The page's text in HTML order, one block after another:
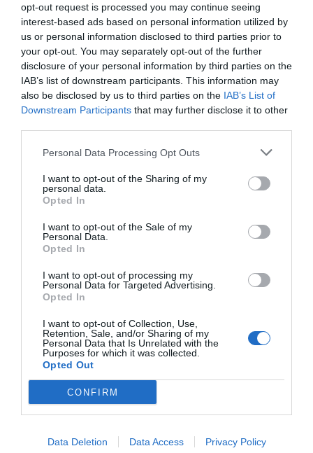
opt-out request is processed you may continue seeing
interest-based ads based on personal information utilized by
us or personal information disclosed to third parties prior to
your opt-out. You may separately opt-out of the further
disclosure of your personal information by third parties on the
IAB’s list of downstream participants. This information may
also be disclosed by us to third parties on the IAB’s List of
Downstream Participants that may further disclose it to other
Personal Data Processing Opt Outs
I want to opt-out of the Sharing of my
personal data.
Opted In
I want to opt-out of the Sale of my
Personal Data.
Opted In
I want to opt-out of processing my
Personal Data for Targeted Advertising.
Opted In
I want to opt-out of Collection, Use,
Retention, Sale, and/or Sharing of my
Personal Data that Is Unrelated with the
Purposes for which it was collected.
Opted Out
CONFIRM
Data Deletion Data Access Privacy Policy
Índex2P
Deporvillage
mercado español, segmentados por competición,
tipología de activos, marcas, categorías de producto y
valor económico aproximado de cada acuerdo. Si
quieres más información, contacta con nosotros a
través de intelligence@2playbook.com.
Añadir2Playbookcomo fuente preferida de Google
de forma gratuita
Mantente informado con las últimas noticias de actualidad.
ACTIVAR AHORA
Compartir
Publicidad
2Playbook Club2P